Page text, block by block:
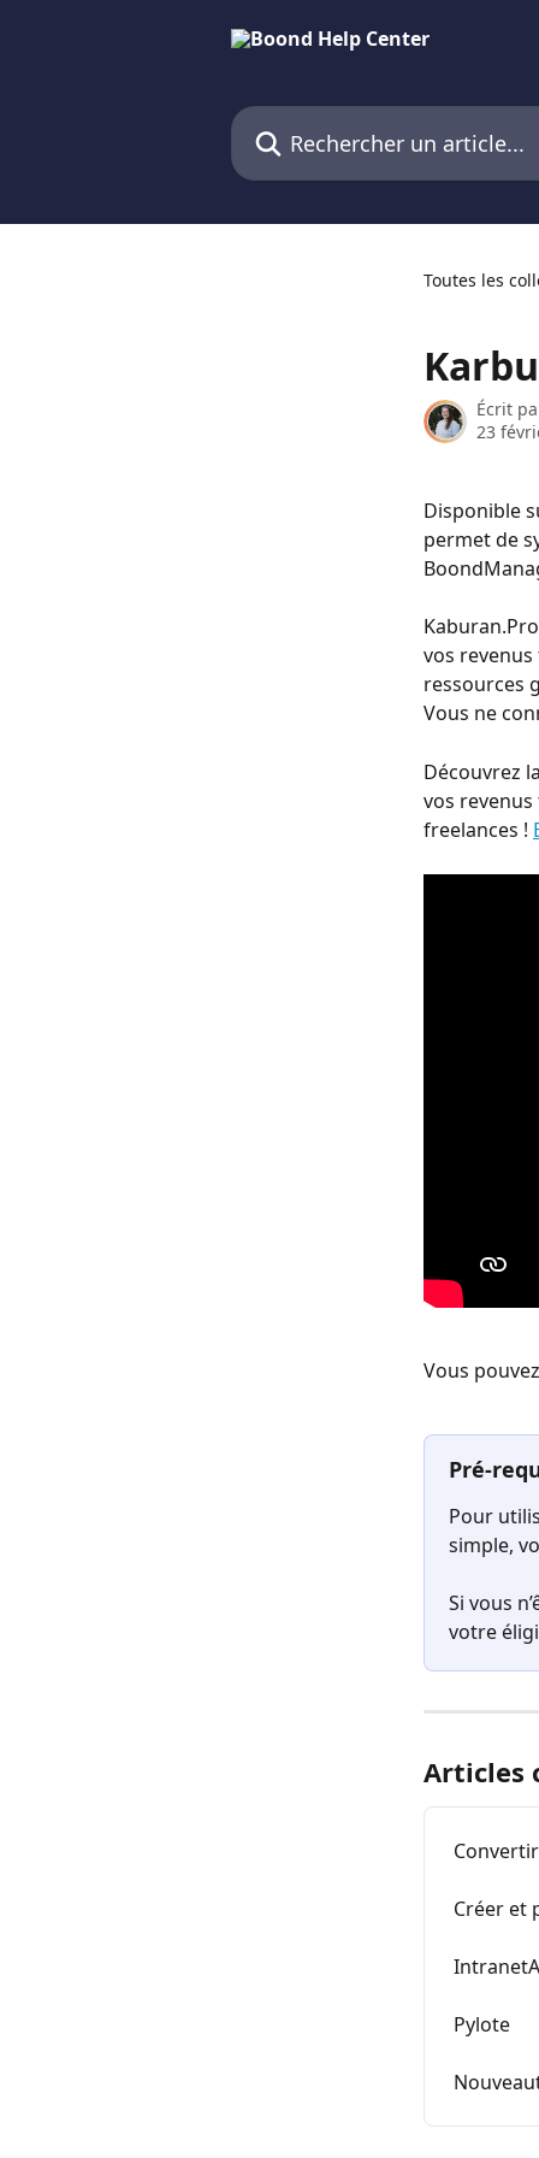
Rechercher un article...
Toutes les
Écrit
23
Disponible
permet de
vos
ressources
Vous ne
Découvrez
vos
freelances !
Vous
Pré-
Pour
simple,
Si vous
votre
Articles
Créer et
Pylote